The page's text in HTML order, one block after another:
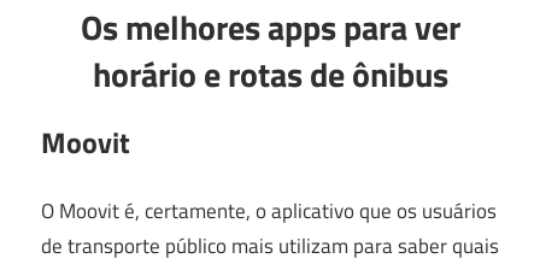
Os melhores apps para ver
horário e rotas de ônibus
Moovit
O Moovit é, certamente, o aplicativo que os usuários
de transporte público mais utilizam para saber quais